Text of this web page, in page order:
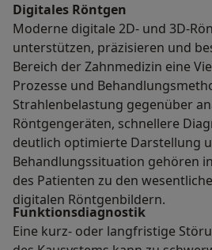
Digitales Röntgen
Moderne digitale 2D- und 3D-
unterstützen, präzisieren und
Bereich der Zahnmedizin eine
Prozesse und
Strahlenbelastung gegenüber
Röntgengeräten, schnellere
deutlich optimierte Darstellung
Behandlungssituation gehören
des Patienten zu den
digitalen Röntgenbildern.
Funktionsdiagnostik
Eine kurz- oder langfristige